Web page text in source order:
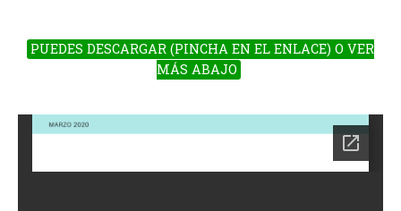
PUEDES DESCARGAR (PINCHA EN EL ENLACE) O VER
MÁS ABAJO